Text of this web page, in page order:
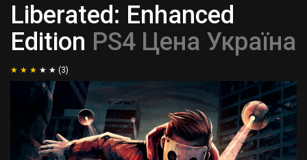
Liberated: Enhanced
Edition PS4 Цена Україна
(3)